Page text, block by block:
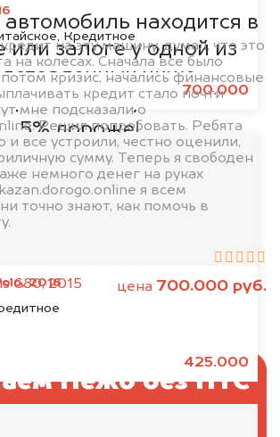
Кредитное
700.000
2016
425.000
на эту машину, думал, что это
на колесах. Сначала все было
кризис, начались финансовые
кредит стало почти
мне подсказали о
Решил попробовать. Ребята
и все устроили, честно оценили,
сумму. Теперь я свободен
немного денег на руках
я всем
точно знают, как помочь в
G80, 2015
цена 700.000 руб.
находится в
или залоге у одной из
ниже
то мы купим его на
5% дороже!
Пежо без ПТС